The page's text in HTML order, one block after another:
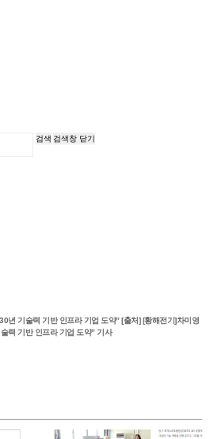
검색 검색창 닫기
년 기술력 기반 인프라 기업 도약” [출처] [황해전기]차미영
력 기반 인프라 기업 도약” 기사